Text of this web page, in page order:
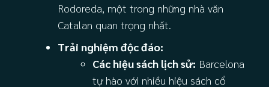
Rodoreda, một trong những nhà văn
Catalan quan trọng nhất.
Trải nghiệm độc đáo:
Các hiệu sách lịch sử: Barcelona
tự hào với nhiều hiệu sách cổ